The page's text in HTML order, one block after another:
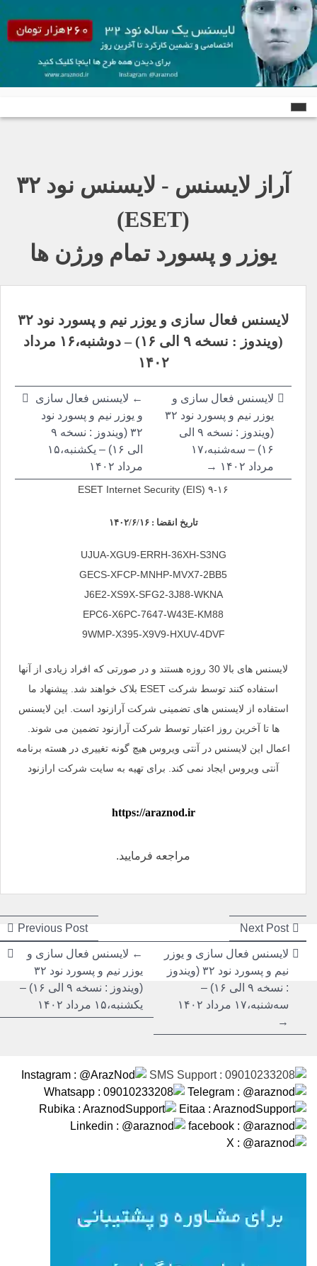
آراز لایسنس - لایسنس نود ٣٢
(ESET)
یوزر و پسورد تمام ورژن ها
لایسنس فعال سازی و یوزر نیم و پسورد نود ۳۲
(ویندوز : نسخه ۹ الی ۱۶) –
دوشنبه،۱۶ مرداد
۱۴۰۲
راهبری
نوشته
← لایسنس فعال سازی
و یوزر نیم و پسورد نود
۳۲ (ویندوز : نسخه ۹
الی ۱۶) –
یکشنبه،۱۵
مرداد ۱۴۰۲
لایسنس فعال سازی و
یوزر نیم و پسورد نود ۳۲
(ویندوز : نسخه ۹ الی
۱۶) –
سه‌شنبه،۱۷
مرداد ۱۴۰۲ →
ESET Internet Security (EIS) ۹-۱۶
تاریخ انقضا : ۱۴۰۲/۶/۱۶
UJUA-XGU9-ERRH-36XH-S3NG
GECS-XFCP-MNHP-MVX7-2BB5
J6E2-XS9X-SFG2-3J88-WKNA
EPC6-X6PC-7647-W43E-KM88
9WMP-X395-X9V9-HXUV-4DVF
لایسنس های بالا 30 روزه هستند و در صورتی که افراد زیادی از آنها
استفاده کنند توسط شرکت ESET بلاک خواهند شد. پیشنهاد ما
استفاده از لایسنس های تضمینی شرکت آرازنود است. این لایسنس
ها تا آخرین روز اعتبار توسط شرکت آرازنود تضمین می شوند.
اعمال این لایسنس در آنتی ویروس هیچ گونه تغییری در هسته برنامه
آنتی ویروس ایجاد نمی کند. برای تهیه به سایت شرکت ارازنود
https://araznod.ir
مراجعه فرمایید.
راهبری
نوشته
Previous Post Next Post
post:
راهبری
نوشته
← لایسنس فعال سازی و
یوزر نیم و پسورد نود ۳۲
(ویندوز : نسخه ۹ الی ۱۶) –
یکشنبه،۱۵ مرداد ۱۴۰۲
لایسنس فعال سازی و یوزر
نیم و پسورد نود ۳۲ (ویندوز
: نسخه ۹ الی ۱۶) –
سه‌شنبه،۱۷ مرداد ۱۴۰۲
→